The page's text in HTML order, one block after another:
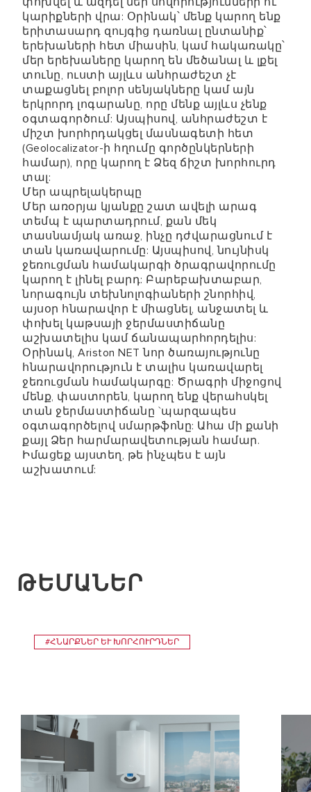
կարիքների վրա: Օրինակ՝ մենք կարող ենք
երիտասարդ զույգից դառնալ ընտանիք՝
երեխաների հետ միասին, կամ հակառակը՝
մեր երեխաները կարող են մեծանալ և լքել
տունը, ուստի այլևս անհրաժեշտ չէ
տաքացնել բոլոր սենյակները կամ այն ​​
երկրորդ լոգարանը, որը մենք այլևս չենք
օգտագործում: Այսպիսով, անհրաժեշտ է
միշտ խորհրդակցել մասնագետի հետ
(Geolocalizator-ի հղումը գործընկերների
համար), որը կարող է Ձեզ ճիշտ խորհուրդ
տալ:
Մեր ապրելակերպը
Մեր առօրյա կյանքը շատ ավելի արագ
տեմպ է պարտադրում, քան մեկ
տասնամյակ առաջ, ինչը դժվարացնում է
տան կառավարումը: Այսպիսով, նույնիսկ
ջեռուցման համակարգի ծրագրավորումը
կարող է լինել բարդ: Բարեբախտաբար,
նորագույն տեխնոլոգիաների շնորհիվ,
այսօր հնարավոր է միացնել, անջատել և
փոխել կաթսայի ջերմաստիճանը
աշխատելիս կամ ճանապարհորդելիս:
Օրինակ, Ariston NET նոր ծառայությունը
հնարավորություն է տալիս կառավարել
ջեռուցման համակարգը: Ծրագրի միջոցով
մենք, փաստորեն, կարող ենք վերահսկել
տան ջերմաստիճանը `պարզապես
օգտագործելով սմարթֆոնը: Ահա մի քանի
քայլ Ձեր հարմարավետության համար.
Իմացեք այստեղ, թե ինչպես է այն
աշխատում:
ԹԵՄԱՆԵՐ
#ՀՆԱՐՔՆԵՐ ԵՒ ԽՈՐՀՈՒՐԴՆԵՐ